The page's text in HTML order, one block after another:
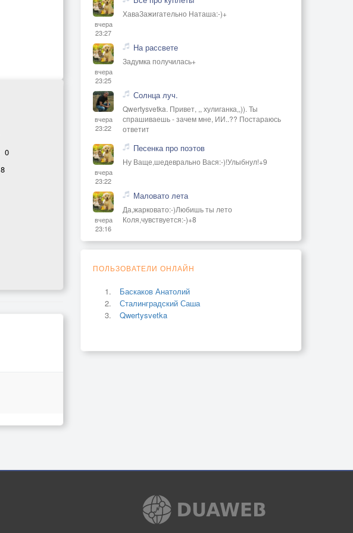
0
8
вчера
23:27
ХаваЗажигательно Наташа:-)+
вчера
23:25
На рассвете
Задумка получилась+
вчера
23:22
Солнца луч.
Qwertysvetka. Привет, ,, хулиганка,,)). Ты
спрашиваешь - зачем мне, ИИ..?? Постараюсь
ответит
вчера
23:22
Песенка про поэтов
Ну Ваще,шедеврально Вася:-)!Улыбнул!+9
вчера
23:16
Маловато лета
Да,жарковато:-)Любишь ты лето
Коля,чувствуется:-)+8
ПОЛЬЗОВАТЕЛИ ОНЛАЙН
Баскаков Анатолий
Сталинградский Саша
Qwertysvetka